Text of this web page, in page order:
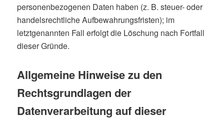
personenbezogenen Daten haben (z. B. steuer- oder
handelsrechtliche Aufbewahrungsfristen); im
letztgenannten Fall erfolgt die Löschung nach Fortfall
dieser Gründe.
Allgemeine Hinweise zu den
Rechtsgrundlagen der
Datenverarbeitung auf dieser